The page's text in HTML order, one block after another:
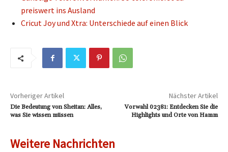
preiswert ins Ausland
Cricut Joy und Xtra: Unterschiede auf einen Blick
Vorheriger Artikel
Die Bedeutung von Sheitan: Alles,
was Sie wissen müssen
Nächster Artikel
Vorwahl 02381: Entdecken Sie die
Highlights und Orte von Hamm
Weitere Nachrichten